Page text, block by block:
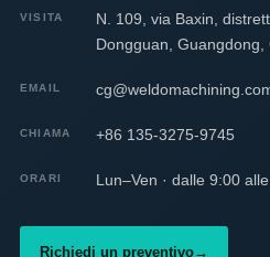
VISITA
N. 109, via Baxin,
Dongguan, Guangdong,
EMAIL
CHIAMA +86 135-3275-9745
ORARI Lun–Ven · dalle 9:00
Richiedi un preventivo→